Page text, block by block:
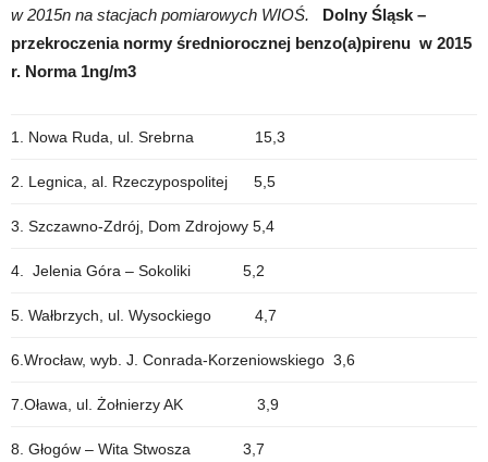
w 2015n na stacjach pomiarowych WIOŚ.
Dolny Śląsk –
przekroczenia normy średniorocznej benzo(a)pirenu w 2015
r. Norma 1ng/m3
1. Nowa Ruda, ul. Srebrna 15,3
2. Legnica, al. Rzeczypospolitej 5,5
3. Szczawno-Zdrój, Dom Zdrojowy 5,4
4. Jelenia Góra – Sokoliki 5,2
5. Wałbrzych, ul. Wysockiego 4,7
6.Wrocław, wyb. J. Conrada-Korzeniowskiego 3,6
7.Oława, ul. Żołnierzy AK 3,9
8. Głogów – Wita Stwosza 3,7